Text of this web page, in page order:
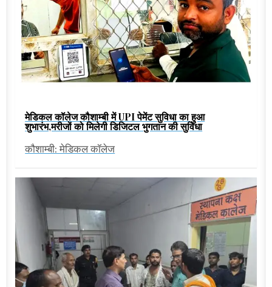
मेडिकल कॉलेज कौशाम्बी में UPI पेमेंट सुविधा का हुआ
शुभारंभ,मरीजों को मिलेगी डिजिटल भुगतान की सुविधा
कौशाम्बी: मेडिकल कॉलेज